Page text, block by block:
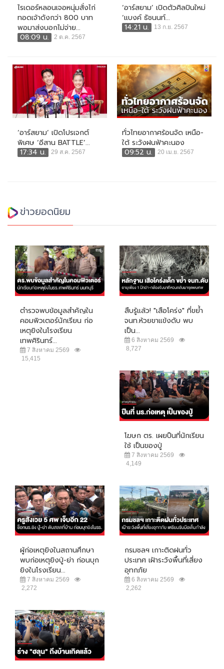
ไรเดอร์หลอนเจอหนุ่มสั่งไก่
ทอดเจ้าดังกว่า 800 บาท
พอมาส่งบอกไม่จ่าย...
08:09 น.
2 ต.ค. 2567
‘อาร์สยาม’ เปิดตัวศิลปินใหม่
‘แบงค์ ธัชนนท์...
14:21 น.
13 ก.ย. 2567
‘อาร์สยาม’ เปิดโปรเจกต์
พิเศษ ‘อีสาน BATTLE’...
17:34 น.
29 ส.ค. 2567
ทั่วไทยอากาศร้อนจัด เหนือ-
ใต้ ระวังฝนฟ้าคะนอง
09:52 น.
20 เม.ย. 2567
ข่าวยอดนิยม
ตำรวจพบข้อมูลสำคัญใน
คอมพิวเตอร์นักเรียน ก่อ
เหตุยิงในโรงเรียน
เทพศิรินทร์...
7 สิงหาคม 2569
15,415
สืบรู้แล้ว! "เสือโคร่ง" ที่ขย้ำ
จนท.ห้วยขาแข้งดับ พบ
เป็น...
6 สิงหาคม 2569
8,727
โฆษก ตร. เผยปืนที่นักเรียน
ใช้ เป็นของปู่
7 สิงหาคม 2569
4,149
ผู้ก่อเหตุยิงในสถานศึกษา
พบก่อเหตุยิงปู่-ย่า ก่อนบุก
ยิงในโรงเรียน...
7 สิงหาคม 2569
2,272
กรมชลฯ เกาะติดฝนทั่ว
ประเทศ เฝ้าระวังพื้นที่เสี่ยง
อุทกภัย
6 สิงหาคม 2569
2,262